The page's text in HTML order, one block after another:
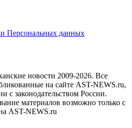
Персональных данных
новости 2009-2026. Все
на сайте AST-NEWS.ru,
с законодательством России.
материалов возможно только с
AST-NEWS.ru